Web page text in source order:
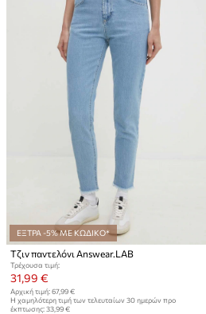
ΕΞΤΡΑ -5% ΜΕ ΚΩΔΙΚΟ*
Τζιν παντελόνι Answear.LAB
Τρέχουσα τιμή:
31,99 €
Αρχική τιμή: 67,99 €
Η χαμηλότερη τιμή των τελευταίων 30 ημερών προ
έκπτωσης: 33,99 €